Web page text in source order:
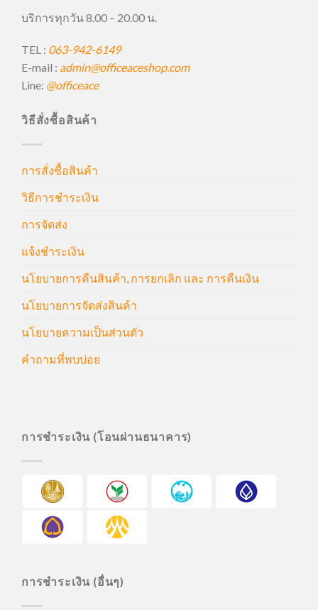
บริการทุกวัน 8.00 – 20.00 น.
TEL : 063-942-6149
E-mail : admin@officeaceshop.com
Line: @officeace
วิธีสั่งซื้อสินค้า
การสั่งซื้อสินค้า
วิธีการชำระเงิน
การจัดส่ง
แจ้งชำระเงิน
นโยบายการคืนสินค้า, การยกเลิก และ การคืนเงิน
นโยบายการจัดส่งสินค้า
นโยบายความเป็นส่วนตัว
คำถามที่พบบ่อย
การชำระเงิน (โอนผ่านธนาคาร)
การชำระเงิน (อื่นๆ)